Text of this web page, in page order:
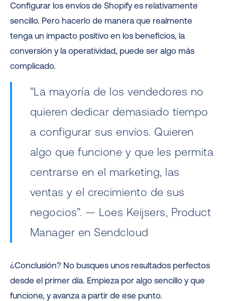
Configurar los envíos de Shopify es relativamente
sencillo. Pero hacerlo de manera que realmente
tenga un impacto positivo en los beneficios, la
conversión y la operatividad, puede ser algo más
complicado.
“La mayoría de los vendedores no
quieren dedicar demasiado tiempo
a configurar sus envíos. Quieren
algo que funcione y que les permita
centrarse en el marketing, las
ventas y el crecimiento de sus
negocios”. — Loes Keijsers, Product
Manager en Sendcloud
¿Conclusión? No busques unos resultados perfectos
desde el primer día. Empieza por algo sencillo y que
funcione, y avanza a partir de ese punto.